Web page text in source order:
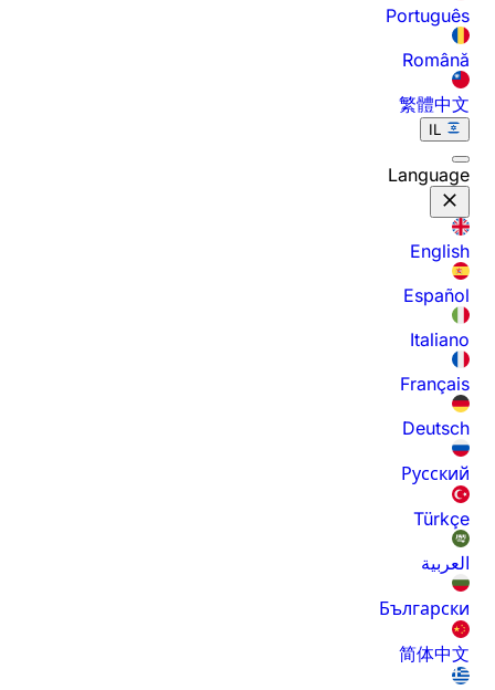
Português
Română
繁體中文
IL
Language
English
Español
Italiano
Français
Deutsch
Русский
Türkçe
العربية
Български
简体中文